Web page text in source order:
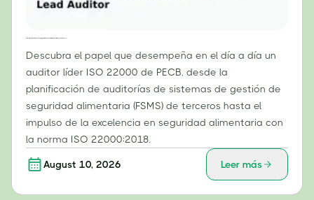
Descubra el papel que desempeña en el día a día un
auditor líder ISO 22000 de PECB, desde la
planificación de auditorías de sistemas de gestión de
seguridad alimentaria (FSMS) de terceros hasta el
impulso de la excelencia en seguridad alimentaria con
la norma ISO 22000:2018.
August 10, 2026 Leer más